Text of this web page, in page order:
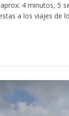
4 minutos, 5
a los viajes de